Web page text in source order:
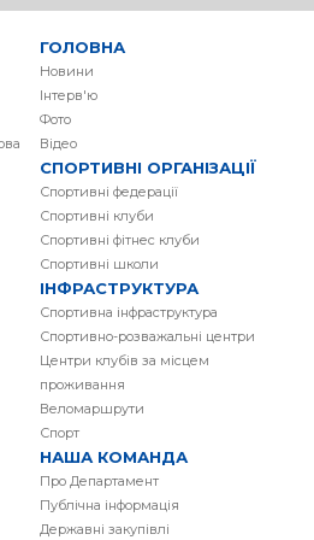
ГОЛОВНА
Новини
Інтерв'ю
Фото
Вiдео
СПОРТИВНІ ОРГАНІЗАЦІЇ
Спортивні федерації
Спортивні клуби
Спортивні фітнес клуби
Спортивні школи
ІНФРАСТРУКТУРА
Спортивна інфраструктура
Спортивно-розважальні центри
Центри клубів за місцем
проживання
Веломаршрути
Спорт
НАША КОМАНДА
Про Департамент
Публічна інформація
Державні закупівлі